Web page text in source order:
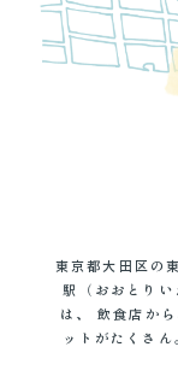
東京都大田区の
駅（おおとり
は、
飲食店か
ットがたくさ